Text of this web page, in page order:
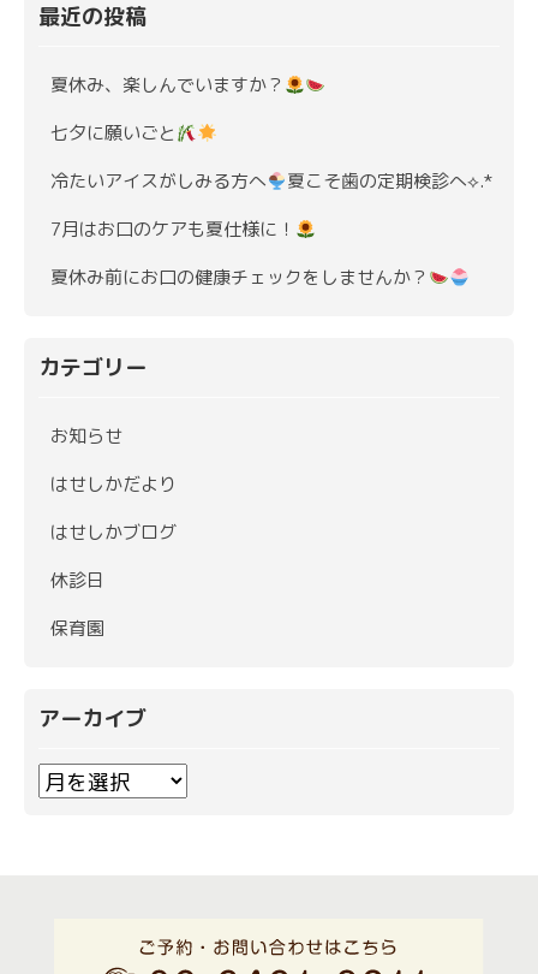
最近の投稿
夏休み、楽しんでいますか？
七夕に願いごと
冷たいアイスがしみる方へ
夏こそ歯の定期検診へ⟡.*
7月はお口のケアも夏仕様に！
夏休み前にお口の健康チェックをしませんか？
カテゴリー
お知らせ
はせしかだより
はせしかブログ
休診日
保育園
アーカイブ